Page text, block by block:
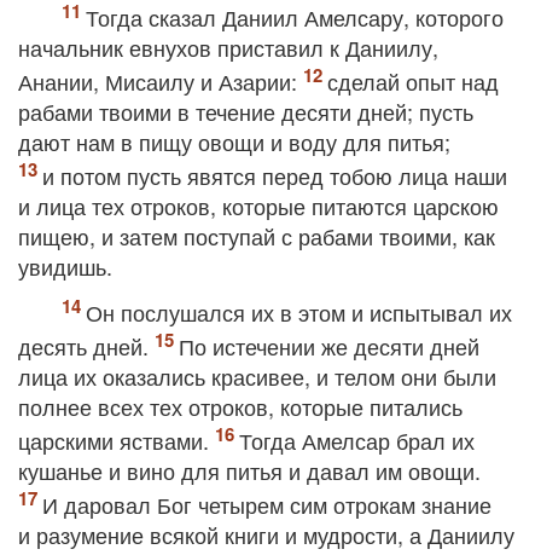
Тогда сказал Даниил Амелсару, которого
начальник евнухов приставил к Даниилу,
Анании, Мисаилу и Азарии:
сделай опыт над
рабами твоими в течение десяти дней; пусть
дают нам в пищу овощи и воду для питья;
и потом пусть явятся перед тобою лица наши
и лица тех отроков, которые питаются царскою
пищею, и затем поступай с рабами твоими, как
увидишь.
Он послушался их в этом и испытывал их
десять дней.
По истечении же десяти дней
лица их оказались красивее, и телом они были
полнее всех тех отроков, которые питались
царскими яствами.
Тогда Амелсар брал их
кушанье и вино для питья и давал им овощи.
И даровал Бог четырем сим отрокам знание
и разумение всякой книги и мудрости, а Даниилу